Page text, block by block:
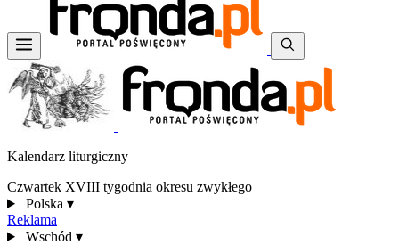
Kalendarz liturgiczny
Czwartek XVIII tygodnia okresu zwykłego
Polska ▾
Reklama
Wschód ▾